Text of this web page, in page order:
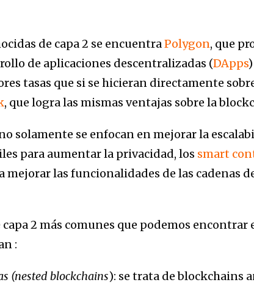
de capa 2 se encuentraPolygon, que
de aplicaciones descentralizadas (DApps
tasas que si se hicieran directamente
, que logra las mismas ventajas sobre la
solamente se enfocan en mejorar la
para aumentar la privacidad, los smart
las funcionalidades de las cadenas
2 más comunes que podemos encontrar
:
(nested blockchains): se trata de blockchains